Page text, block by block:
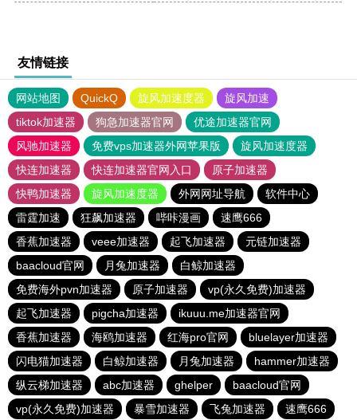
友情链接
网站地图 QuickQ 旋风加速度器
旋风加速
tiktok加速器
狗急加速器官网
优途加速器官网
风驰加速器
免费vps加速器外网苹果版
旋风加速度器
快连加速器
快连加速器官网入口
原子加速器
快鸭加速器
旋风加速度器 外网网址导航
软件中心
雷霆加速
狂飙加速器 哔咔漫画
速鹰666
香蕉加速器
veee加速器 起飞加速器
元链加速器
baacloud官网
月兔加速器
白鲸加速器
免费海外pvn加速器
原子加速器
vp(永久免费)加速器
起飞加速器
pigcha加速器
ikuuu.me加速器官网
香蕉加速器
海鸥加速器 红海pro官网
bluelayer加速器
闪电猫加速器
白鲸加速器 月兔加速器
hammer加速器
纵云梯加速器
abc加速器 ghelper
baacloud官网
vp(永久免费)加速器
暴雪加速器 飞兔加速器 速鹰666